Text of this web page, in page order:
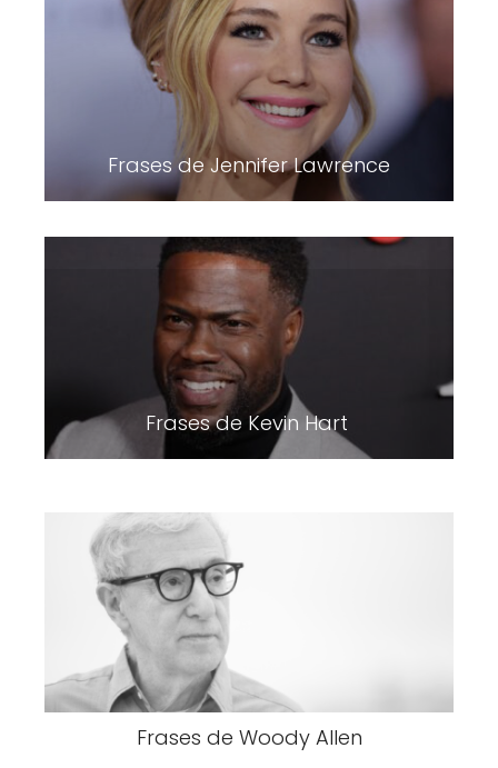
Frases de Jennifer Lawrence
Frases de Kevin Hart
Frases de Woody Allen